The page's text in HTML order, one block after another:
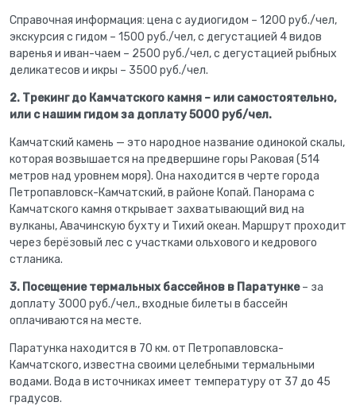
Справочная информация: цена с аудиогидом – 1200 руб./чел,
экскурсия с гидом – 1500 руб./чел, с дегустацией 4 видов
варенья и иван-чаем – 2500 руб./чел, с дегустацией рыбных
деликатесов и икры – 3500 руб./чел.
2. Трекинг до Камчатского камня – или самостоятельно,
или с нашим гидом за доплату 5000 руб/чел.
Камчатский камень — это народное название одинокой скалы,
которая возвышается на предвершине горы Раковая (514
метров над уровнем моря). Она находится в черте города
Петропавловск-Камчатский, в районе Копай. Панорама с
Камчатского камня открывает захватывающий вид на
вулканы, Авачинскую бухту и Тихий океан. Маршрут проходит
через берёзовый лес с участками ольхового и кедрового
стланика.
3. Посещение термальных бассейнов в Паратунке– за
доплату 3000 руб./чел., входные билеты в бассейн
оплачиваются на месте.
Паратунка находится в 70 км. от Петропавловска-
Камчатского, известна своими целебными термальными
водами. Вода в источниках имеет температуру от 37 до 45
градусов.